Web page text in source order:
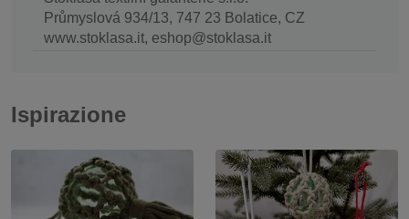
Průmyslová 934/13, 747 23 Bolatice, CZ
www.stoklasa.it, eshop@stoklasa.it
Ispirazione